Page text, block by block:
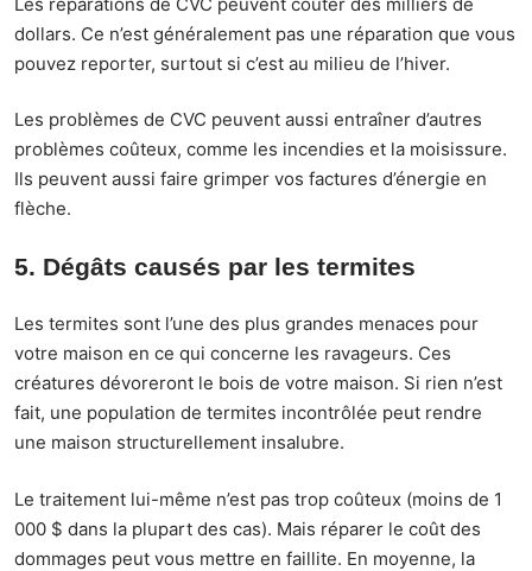
dollars. Ce n’est généralement pas une réparation que vous
pouvez reporter, surtout si c’est au milieu de l’hiver.
Les problèmes de CVC peuvent aussi entraîner d’autres
problèmes coûteux, comme les incendies et la moisissure.
Ils peuvent aussi faire grimper vos factures d’énergie en
flèche.
5. Dégâts causés par les termites
Les termites sont l’une des plus grandes menaces pour
votre maison en ce qui concerne les ravageurs. Ces
créatures dévoreront le bois de votre maison. Si rien n’est
fait, une population de termites incontrôlée peut rendre
une maison structurellement insalubre.
Le traitement lui-même n’est pas trop coûteux (moins de 1
000 $ dans la plupart des cas). Mais réparer le coût des
dommages peut vous mettre en faillite. En moyenne, la